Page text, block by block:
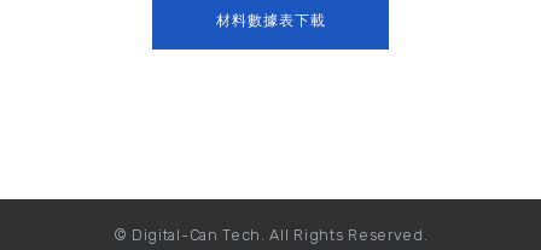
材料數據表下載
© Digital-Can Tech. All Rights Reserved.